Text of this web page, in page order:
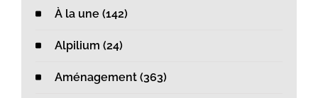
À la une (142)
Alpilium (24)
Aménagement (363)